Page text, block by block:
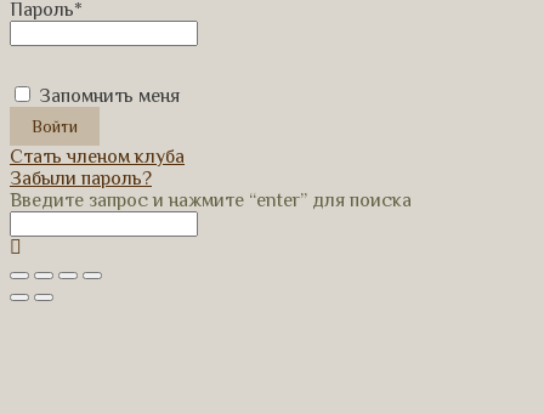
Пароль*
Запомнить меня
Стать членом клуба
Забыли пароль?
Введите запрос и нажмите “enter” для поиска